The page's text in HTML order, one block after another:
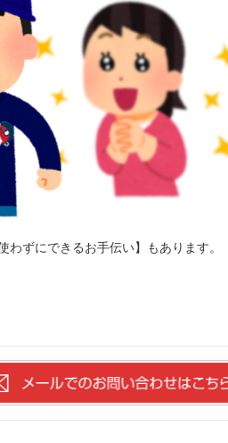
ずにできるお手伝い】もあります。